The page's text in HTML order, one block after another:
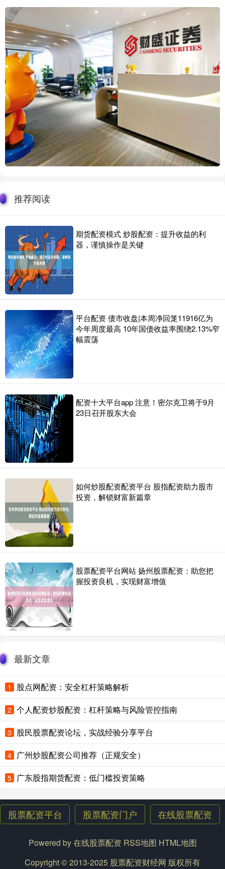
推荐阅读
期货配资模式 炒股配资：提升收益的利
器，谨慎操作是关键
平台配资 债市收盘|本周净回笼11916亿为
今年周度最高 10年国债收益率围绕2.13%窄
幅震荡
配资十大平台app 注意！密尔克卫将于9月
23日召开股东大会
如何炒股配资配资平台 股指配资助力股市
投资，解锁财富新篇章
股票配资平台网站 扬州股票配资：助您把
握投资良机，实现财富增值
最新文章
1 股点网配资：安全杠杆策略解析
2 个人配资炒股配资：杠杆策略与风险管控指南
3 股民股票配资论坛，实战经验分享平台
4 广州炒股配资公司推荐（正规安全）
5 广东股指期货配资：低门槛投资策略
股票配资平台 股票配资门户 在线股票配资
Powered by在线股票配资 RSS地图 HTML地图
Copyright© 2013-2025 股票配资财经网 版权所有